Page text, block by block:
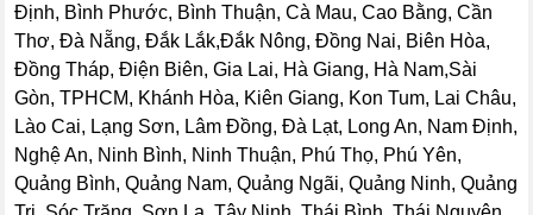
Định, Bình Phước, Bình Thuận, Cà Mau, Cao Bằng, Cần
Thơ, Đà Nẵng, Đắk Lắk,Đắk Nông, Đồng Nai, Biên Hòa,
Đồng Tháp, Điện Biên, Gia Lai, Hà Giang, Hà Nam,Sài
Gòn, TPHCM, Khánh Hòa, Kiên Giang, Kon Tum, Lai Châu,
Lào Cai, Lạng Sơn, Lâm Đồng, Đà Lạt, Long An, Nam Định,
Nghệ An, Ninh Bình, Ninh Thuận, Phú Thọ, Phú Yên,
Quảng Bình, Quảng Nam, Quảng Ngãi, Quảng Ninh, Quảng